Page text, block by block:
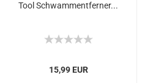
Tool Schwammentferner...
15,99 EUR